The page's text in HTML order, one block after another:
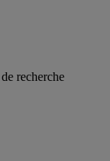
recherche